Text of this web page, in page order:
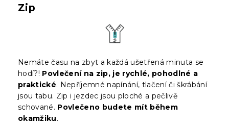
Zip
Nemáte času na zbyt a každá ušetřená minuta se
hodí?! Povlečení na zip, je rychlé, pohodlné a
praktické. Nepříjemné napínání, tlačení či škrábání
jsou tabu. Zip i jezdec jsou ploché a pečlivě
schované. Povlečeno budete mít během
okamžiku.